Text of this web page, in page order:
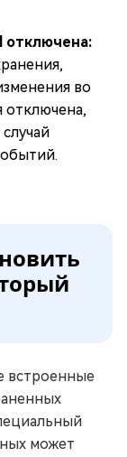
отключена:
во
отключена,
встроенные
может